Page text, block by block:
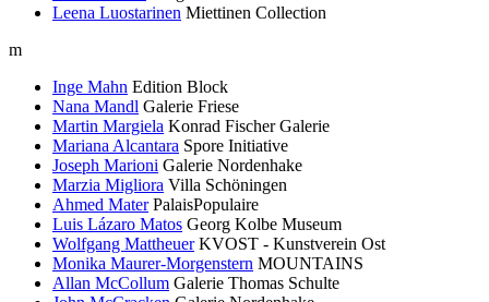
Leena Luostarinen Miettinen Collection
m
Inge Mahn Edition Block
Nana Mandl Galerie Friese
Martin Margiela Konrad Fischer Galerie
Mariana Alcantara Spore Initiative
Joseph Marioni Galerie Nordenhake
Marzia Migliora Villa Schöningen
Ahmed Mater PalaisPopulaire
Luis Lázaro Matos Georg Kolbe Museum
Wolfgang Mattheuer KVOST - Kunstverein Ost
Monika Maurer-Morgenstern MOUNTAINS
Allan McCollum Galerie Thomas Schulte